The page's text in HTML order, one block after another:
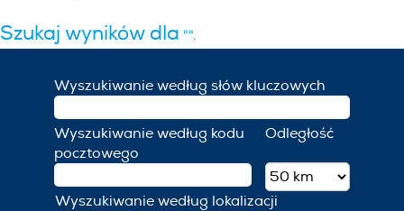
Szukaj wyników dla "".
Wyszukiwanie według słów kluczowych
Wyszukiwanie według kodu
pocztowego
Odległość
Wyszukiwanie według lokalizacji